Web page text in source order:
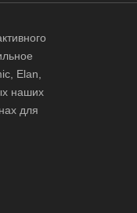
Elan,
наших
для